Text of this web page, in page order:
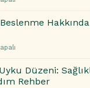
Beslenme
Düzeni:
Rehber